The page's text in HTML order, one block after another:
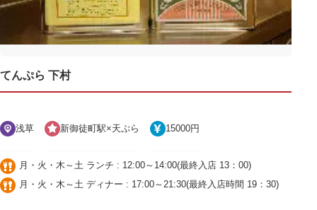
てんぷら 下村
浅草 新御徒町駅×天ぷら 15000円
月・火・木～土 ランチ : 12:00～14:00(最終入店 13：00)
月・火・木～土 ディナー : 17:00～21:30(最終入店時間 19：30)